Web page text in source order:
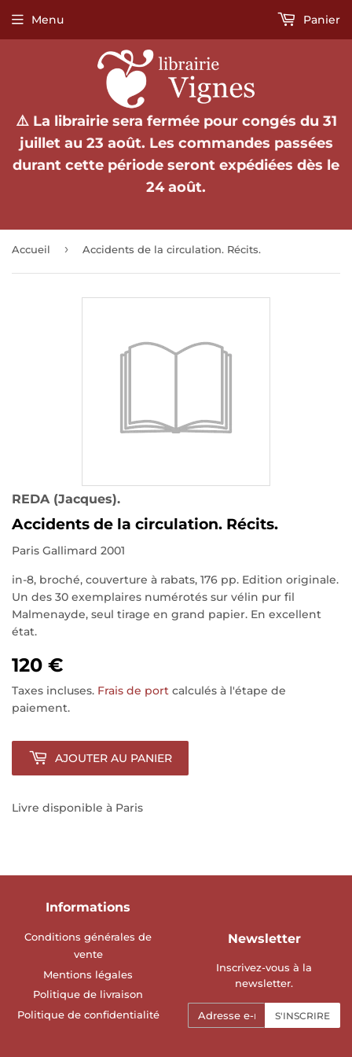
⚠️ La librairie sera fermée pour congés du 31
juillet au 23 août. Les commandes passées
durant cette période seront expédiées dès le
24 août.
Menu Panier
Accueil › Accidents de la circulation. Récits.
REDA (Jacques).
Accidents de la circulation. Récits.
Paris Gallimard 2001
in-8, broché, couverture à rabats, 176 pp. Edition originale.
Un des 30 exemplaires numérotés sur vélin pur fil
Malmenayde, seul tirage en grand papier. En excellent
état.
120 €
Taxes incluses. Frais de port calculés à l'étape de
paiement.
AJOUTER AU PANIER
Livre disponible à Paris
Informations
Conditions générales de
vente
Mentions légales
Politique de livraison
Politique de confidentialité
Newsletter
Inscrivez-vous à la
newsletter.
mails
S'INSCRIRE